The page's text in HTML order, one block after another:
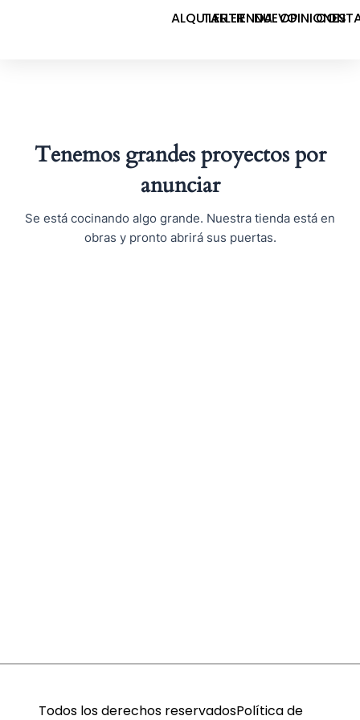
ALQUILER
TALLERTIENDANUEVOOPINIONES
Tenemos grandes proyectos por
anunciar
Se está cocinando algo grande. Nuestra tienda está en
obras y pronto abrirá sus puertas.
Todos los derechos reservadosPolítica de